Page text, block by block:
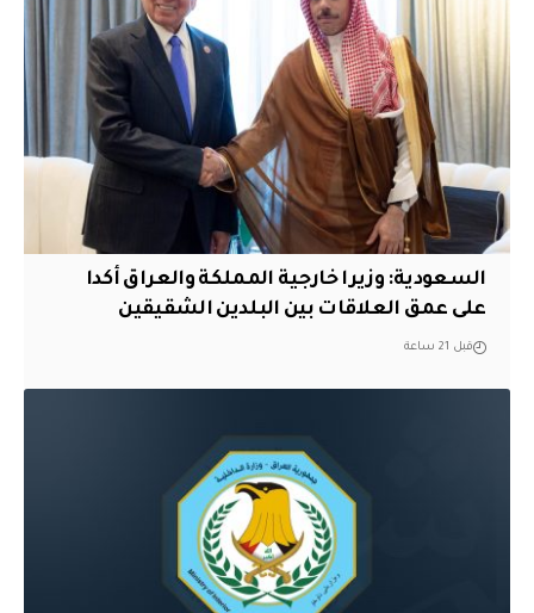
السعودية: وزيرا خارجية المملكة والعراق أكدا
على عمق العلاقات بين البلدين الشقيقين
قبل 21 ساعة